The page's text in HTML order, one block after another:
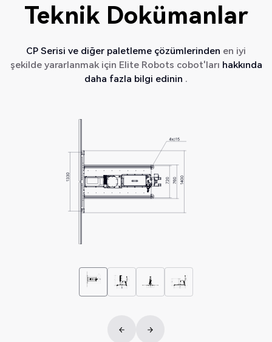
Teknik Dokümanlar
CP Serisi ve diğer paletleme çözümlerinden en iyi
şekilde yararlanmak için Elite Robots cobot'ları hakkında
daha fazla bilgi edinin .